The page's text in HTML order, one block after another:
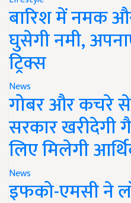
बारिश में नमक
घुसेगी नमी,
ट्रिक्स
News
गोबर और कचरे से
सरकार खरीदेगी
लिए मिलेगी
News
इफको-एमसी ने